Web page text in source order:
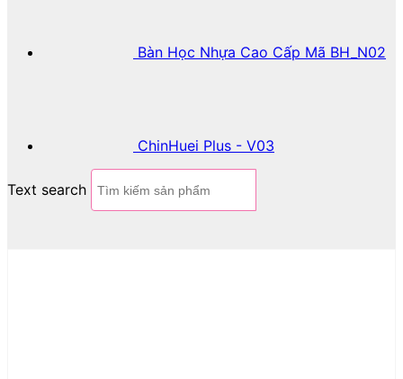
Bàn Học Nhựa Cao Cấp Mã BH_N02
ChinHuei Plus - V03
Text search